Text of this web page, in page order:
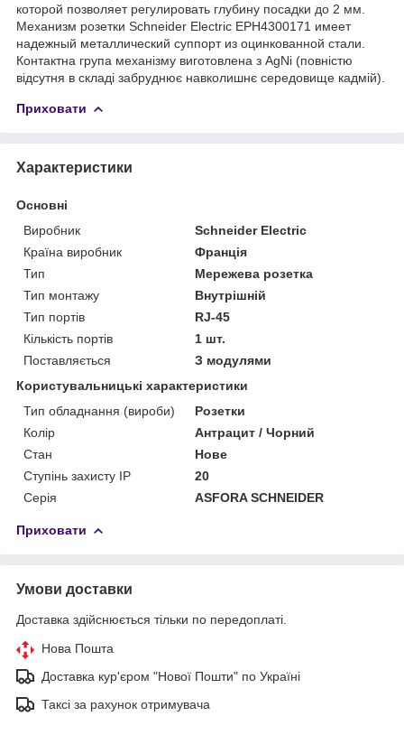
которой позволяет регулировать глубину посадки до 2 мм.
Механизм розетки Schneider Electric EPH4300171 имеет
надежный металлический суппорт из оцинкованной стали.
Контактна група механізму виготовлена з AgNi (повністю
відсутня в складі забруднює навколишнє середовище кадмій).
Приховати
Характеристики
Основні
Виробник
Schneider Electric
Країна виробник
Франція
Тип
Мережева розетка
Тип монтажу
Внутрішній
Тип портів
RJ-45
Кількість портів
1 шт.
Поставляється
З модулями
Користувальницькі характеристики
Тип обладнання (вироби)
Розетки
Колір
Антрацит / Чорний
Стан
Нове
Ступінь захисту IP
20
Серія
ASFORA SCHNEIDER
Приховати
Умови доставки
Доставка здійснюється тільки по передоплаті.
Нова Пошта
Доставка кур'єром "Нової Пошти" по Україні
Таксі за рахунок отримувача